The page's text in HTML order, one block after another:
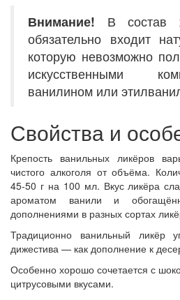
Внимание! В состав
обязательно входит
которую невозможно
искусственными
ванилином или
Свойства и
Крепость ванильных ликёров
чистого алкоголя от объёма.
45-50 г на 100 мл. Вкус ликёра
ароматом ванили и
дополнениями в разных сортах
Традиционно ванильный ликёр
дижестива — как дополнение к
Особенно хорошо сочетается с
цитрусовыми вкусами.